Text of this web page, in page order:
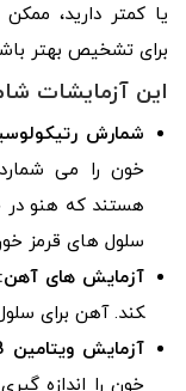
یا کمتر دارید،
برای تشخیص بهتر
این آزمایشات
شمارش
خون را می­
هستند که هنو در
سلول­ های قرمز
آزمایش ­های آهن:
کند. آهن برای
آزمایش ویتامین B: